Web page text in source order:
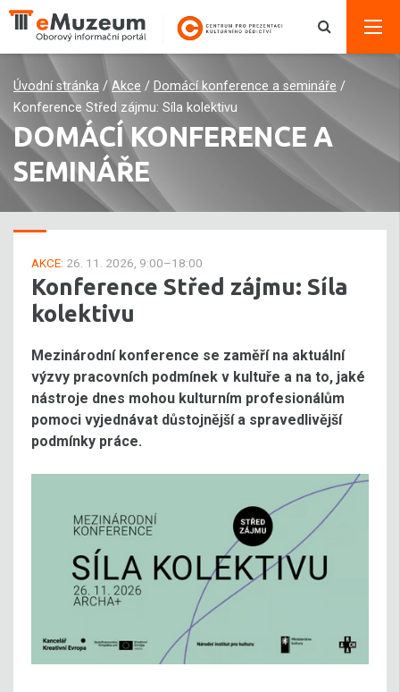
Úvodní stránka / Akce / Domácí konference a semináře /
Konference Střed zájmu: Síla kolektivu
DOMÁCÍ KONFERENCE A
SEMINÁŘE
AKCE: 26. 11. 2026, 9:00–18:00
Konference Střed zájmu: Síla
kolektivu
Mezinárodní konference se zaměří na aktuální
výzvy pracovních podmínek v kultuře a na to, jaké
nástroje dnes mohou kulturním profesionálům
pomoci vyjednávat důstojnější a spravedlivější
podmínky práce.